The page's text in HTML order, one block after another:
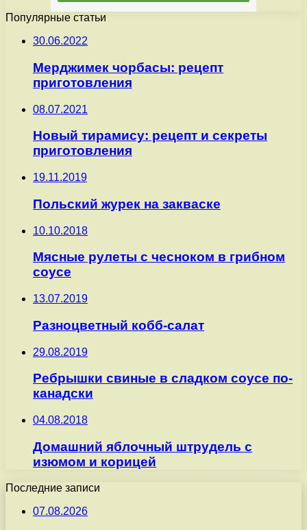
Популярные статьи
30.06.2022
Мерджимек чорбасы: рецепт
приготовления
08.07.2021
Новый тирамису: рецепт и секреты
приготовления
19.11.2019
Польский журек на закваске
10.10.2018
Мясные рулеты с чесноком в грибном
соусе
13.07.2019
Разноцветный кобб-салат
29.08.2019
Ребрышки свиные в сладком соусе по-
канадски
04.08.2018
Домашний яблочный штрудель с
изюмом и корицей
Последние записи
07.08.2026